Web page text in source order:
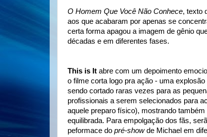
O Homem Que Você Não Conhece, texto
aos que acabaram por apenas se
certa forma apagou a imagem de gênio
décadas e em diferentes fases.
This is It abre com um depoimento
o filme corta logo pra ação - uma
sendo cortado raras vezes para as
profissionais a serem selecionados para
aquele preparo físico), mostrando
equilibrada. Para empolgação dos fãs,
peformace do pré-showde Michael em